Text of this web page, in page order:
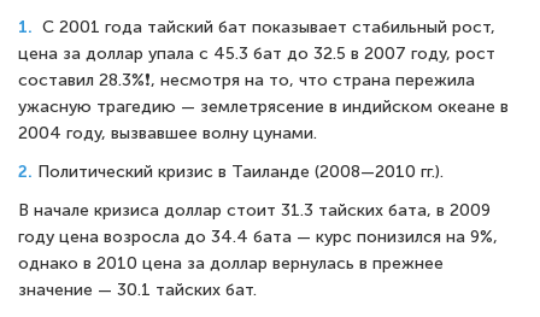
1. С 2001 года тайский бат показывает стабильный рост,
цена за доллар упала с 45.3 бат до 32.5 в 2007 году, рост
составил 28.3%❗, несмотря на то, что страна пережила
ужасную трагедию — землетрясение в индийском океане в
2004 году, вызвавшее волну цунами.
2. Политический кризис в Таиланде (2008—2010 гг.).
В начале кризиса доллар стоит 31.3 тайских бата, в 2009
году цена возросла до 34.4 бата — курс понизился на 9%,
однако в 2010 цена за доллар вернулась в прежнее
значение — 30.1 тайских бат.